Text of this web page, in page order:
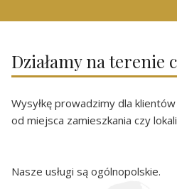
Działamy na terenie
Wysyłkę prowadzimy dla
od miejsca zamieszkania czy
Nasze usługi są ogólnopolskie.